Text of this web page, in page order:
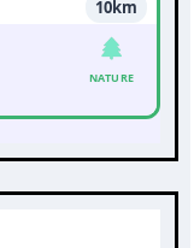
10km
NATURE